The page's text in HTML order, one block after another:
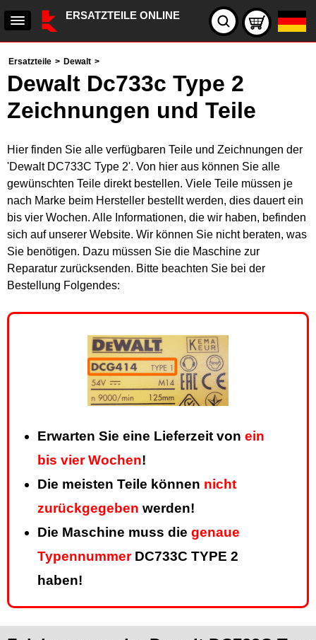
ERSATZTEILE ONLINE
Ersatzteile > Dewalt >
Dewalt Dc733c Type 2
Zeichnungen und Teile
Hier finden Sie alle verfügbaren Teile und Zeichnungen der
'Dewalt DC733C Type 2'. Von hier aus können Sie alle
gewünschten Teile direkt bestellen. Viele Teile müssen je
nach Marke beim Hersteller bestellt werden, dies dauert ein
bis vier Wochen. Alle Informationen, die wir haben, befinden
sich auf unserer Website. Wir können Sie nicht beraten, was
Sie benötigen. Dazu müssen Sie die Maschine zur
Reparatur zurücksenden. Bitte beachten Sie bei der
Bestellung Folgendes:
Erwarten Sie eine Lieferzeit von ein
bis vier Wochen!
Die meisten Teile können nicht
zurückgegeben werden!
Die Maschine muss die genaue
TypennummerDC733C TYPE 2
haben!